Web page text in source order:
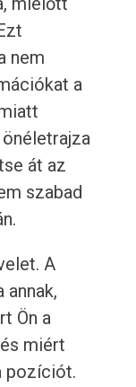
nem
a
át az
szabad
A
Ön a
miért
pozíciót.